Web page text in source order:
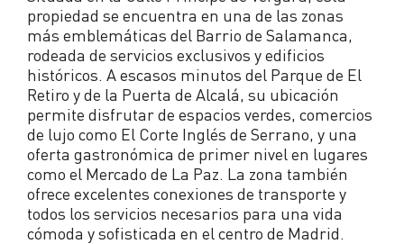
propiedad se encuentra en una de las zonas
más emblemáticas del Barrio de Salamanca,
rodeada de servicios exclusivos y edificios
históricos. A escasos minutos del Parque de El
Retiro y de la Puerta de Alcalá, su ubicación
permite disfrutar de espacios verdes, comercios
de lujo como El Corte Inglés de Serrano, y una
oferta gastronómica de primer nivel en lugares
como el Mercado de La Paz. La zona también
ofrece excelentes conexiones de transporte y
todos los servicios necesarios para una vida
cómoda y sofisticada en el centro de Madrid.